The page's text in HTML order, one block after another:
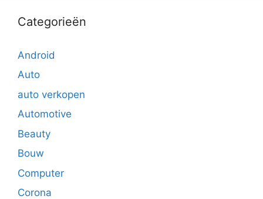
Categorieën
Android
Auto
auto verkopen
Automotive
Beauty
Bouw
Computer
Corona